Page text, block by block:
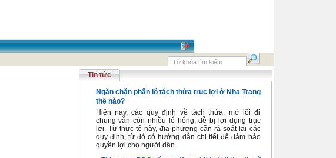
Tin tức
Ngăn chặn phân lô tách thửa trục lợi ở Nha Trang
thế nào?
Hiện nay, các quy định về tách thửa, mở lối đi
chung vẫn còn nhiều lổ hổng, dễ bị lợi dụng trục
lợi. Từ thực tế này, địa phương cần rà soát lại các
quy định, từ đó có hướng dẫn chi tiết để đảm bảo
quyền lợi cho người dân.